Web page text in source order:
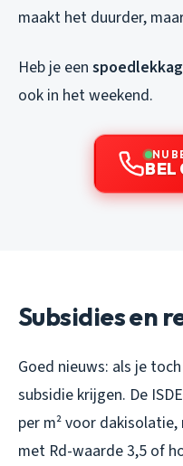
maakt het duurder,
Heb je een
ook in het weekend.
NU
BEL
Subsidies en
Goed nieuws: als je
subsidie krijgen. De
per m² voor
met Rd-waarde 3,5 of